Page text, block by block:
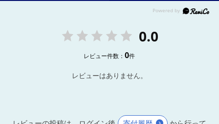
0.0
レビュー件数：0件
レビューはありません。